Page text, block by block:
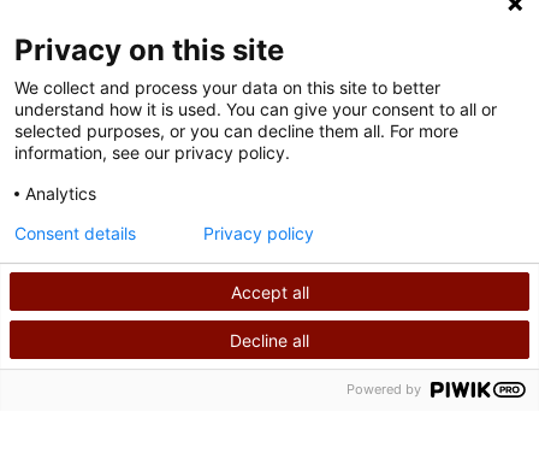
Politique de confidentialité
©2026 Shriners International
APPELEZ-NOUS RECHERCHER
Privacy on this site
We collect and process your data on this site to better
understand how it is used. You can give your consent to all or
selected purposes, or you can decline them all. For more
information, see our privacy policy.
Analytics
Accept all
Decline all
Consent details Privacy policy
Powered by